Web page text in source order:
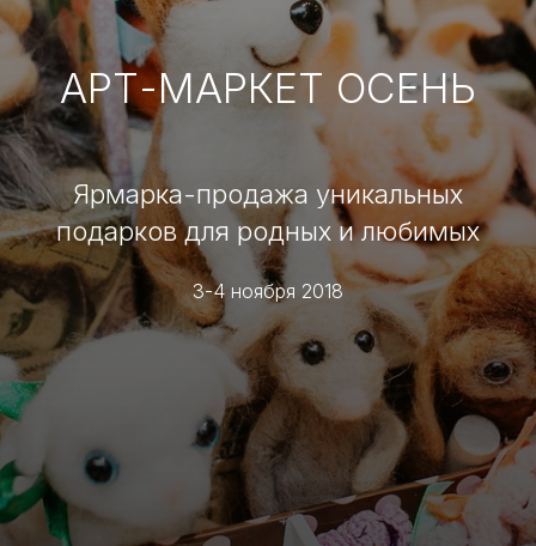
АРТ-МАРКЕТ ОСЕНЬ
Ярмарка-продажа уникальных
подарков для родных и любимых
3-4 ноября 2018